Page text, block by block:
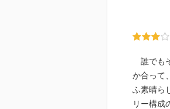
誰でも
か合って
ふ素晴ら
リー構成